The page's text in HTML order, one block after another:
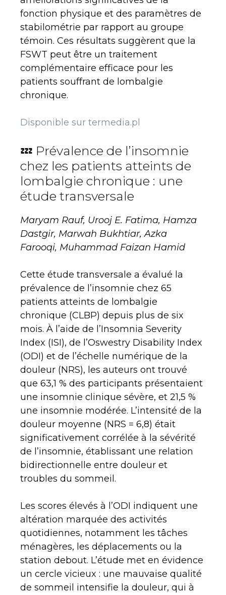
fonction physique et des paramètres de
stabilométrie par rapport au groupe
témoin. Ces résultats suggèrent que la
FSWT peut être un traitement
complémentaire efficace pour les
patients souffrant de lombalgie
chronique.
Disponible sur termedia.pl
💤 Prévalence de l’insomnie
chez les patients atteints de
lombalgie chronique : une
étude transversale
Maryam Rauf, Urooj E. Fatima, Hamza
Dastgir, Marwah Bukhtiar, Azka
Farooqi, Muhammad Faizan Hamid
Cette étude transversale a évalué la
prévalence de l’insomnie chez 65
patients atteints de lombalgie
chronique (CLBP) depuis plus de six
mois. À l’aide de l’Insomnia Severity
Index (ISI), de l’Oswestry Disability Index
(ODI) et de l’échelle numérique de la
douleur (NRS), les auteurs ont trouvé
que 63,1 % des participants présentaient
une insomnie clinique sévère, et 21,5 %
une insomnie modérée. L’intensité de la
douleur moyenne (NRS = 6,8) était
significativement corrélée à la sévérité
de l’insomnie, établissant une relation
bidirectionnelle entre douleur et
troubles du sommeil.
Les scores élevés à l’ODI indiquent une
altération marquée des activités
quotidiennes, notamment les tâches
ménagères, les déplacements ou la
station debout. L’étude met en évidence
un cercle vicieux : une mauvaise qualité
de sommeil intensifie la douleur, qui à